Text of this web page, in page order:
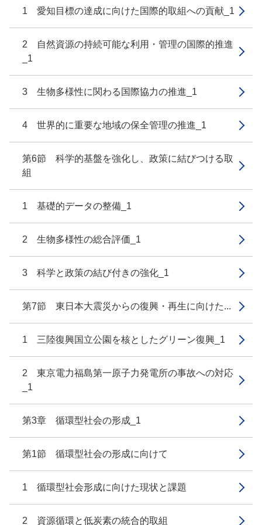
1 愛知目標の達成に向けた国際的取組への貢献_1
2 自然資源の持続可能な利用・管理の国際的推進
_1
3 生物多様性に関わる国際協力の推進_1
4 世界的に重要な地域の保全管理の推進_1
第6節 科学的基盤を強化し、政策に結びつける取
組
1 基礎的データの整備_1
2 生物多様性の総合評価_1
3 科学と政策の結び付きの強化_1
第7節 東日本大震災からの復興・再生に向けた...
1 三陸復興国立公園を核としたグリーン復興_1
2 東京電力福島第一原子力発電所の事故への対応
_1
第3章 循環型社会の形成_1
第1節 循環型社会の形成に向けて
1 循環型社会形成に向けた現状と課題
2 資源循環と低炭素の統合的取組